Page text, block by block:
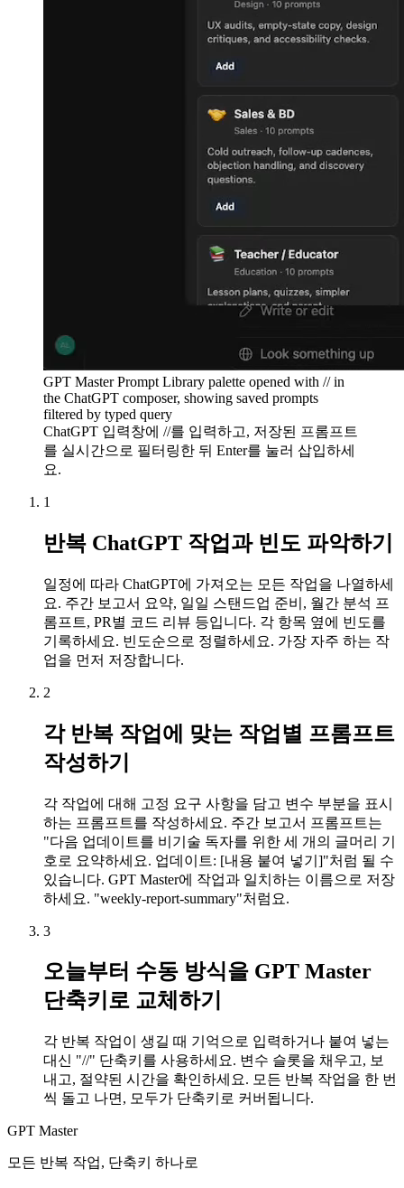
GPT Master Prompt Library palette opened with // in
the ChatGPT composer, showing saved prompts
filtered by typed query
ChatGPT 입력창에 //를 입력하고, 저장된 프롬프트
를 실시간으로 필터링한 뒤 Enter를 눌러 삽입하세
요.
1
반복 ChatGPT 작업과 빈도 파악하기
일정에 따라 ChatGPT에 가져오는 모든 작업을 나열하세
요. 주간 보고서 요약, 일일 스탠드업 준비, 월간 분석 프
롬프트, PR별 코드 리뷰 등입니다. 각 항목 옆에 빈도를
기록하세요. 빈도순으로 정렬하세요. 가장 자주 하는 작
업을 먼저 저장합니다.
2
각 반복 작업에 맞는 작업별 프롬프트
작성하기
각 작업에 대해 고정 요구 사항을 담고 변수 부분을 표시
하는 프롬프트를 작성하세요. 주간 보고서 프롬프트는
"다음 업데이트를 비기술 독자를 위한 세 개의 글머리 기
호로 요약하세요. 업데이트: [내용 붙여 넣기]"처럼 될 수
있습니다. GPT Master에 작업과 일치하는 이름으로 저장
하세요. "weekly-report-summary"처럼요.
3
오늘부터 수동 방식을 GPT Master
단축키로 교체하기
각 반복 작업이 생길 때 기억으로 입력하거나 붙여 넣는
대신 "//" 단축키를 사용하세요. 변수 슬롯을 채우고, 보
내고, 절약된 시간을 확인하세요. 모든 반복 작업을 한 번
씩 돌고 나면, 모두가 단축키로 커버됩니다.
GPT Master
모든 반복 작업, 단축키 하나로